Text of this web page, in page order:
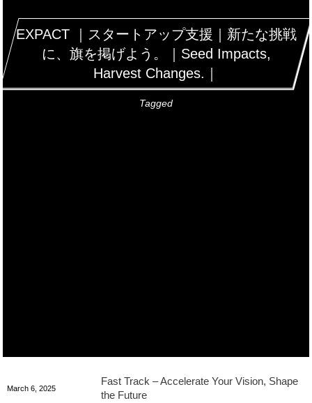
EXPACT ｜スタートアップ支援｜新たな挑戦
に、旗を掲げよう。｜Seed Impacts,
Harvest Changes.｜
Tagged
March 6 2025
Fast Track – Accelerate Your Vision, Shape
the Future